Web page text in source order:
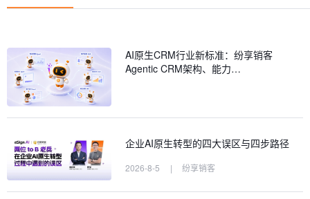
AI原生CRM行业新标准：纷享销客
Agentic CRM架构、能力…
企业AI原生转型的四大误区与四步路径
2026-8-5 | 纷享销客